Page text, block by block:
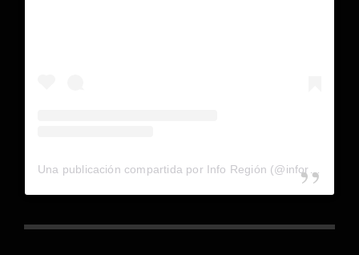
Una publicación compartida por Info Región (@inforegion_redes)